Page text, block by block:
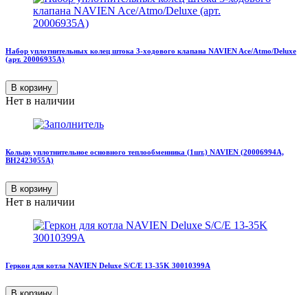
Набор уплотнительных колец штока 3-ходового клапана NAVIEN Ace/Atmo/Deluxe
(арт. 20006935A)
В корзину
Нет в наличии
Кольцо уплотнительное основного теплообменника (1шт.) NAVIEN (20006994А,
BH2423055A)
В корзину
Нет в наличии
Геркон для котла NAVIEN Deluxe S/C/E 13-35K 30010399A